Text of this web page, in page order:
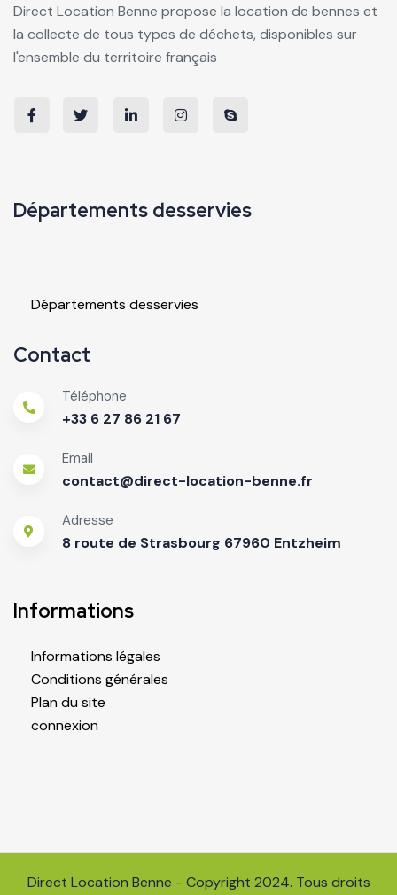
Direct Location Benne propose la location de bennes et
la collecte de tous types de déchets, disponibles sur
l'ensemble du territoire français
Contact
+33 6 27 86 21 67
Téléphone
contact@direct-location-benne.fr
Email
8 route de Strasbourg 67960 Entzheim
Adresse
Informations
Informations légales
Conditions générales
Plan du site
connexion
Départements desservies
Départements desservies
Direct Location Benne - Copyright 2024. Tous droits